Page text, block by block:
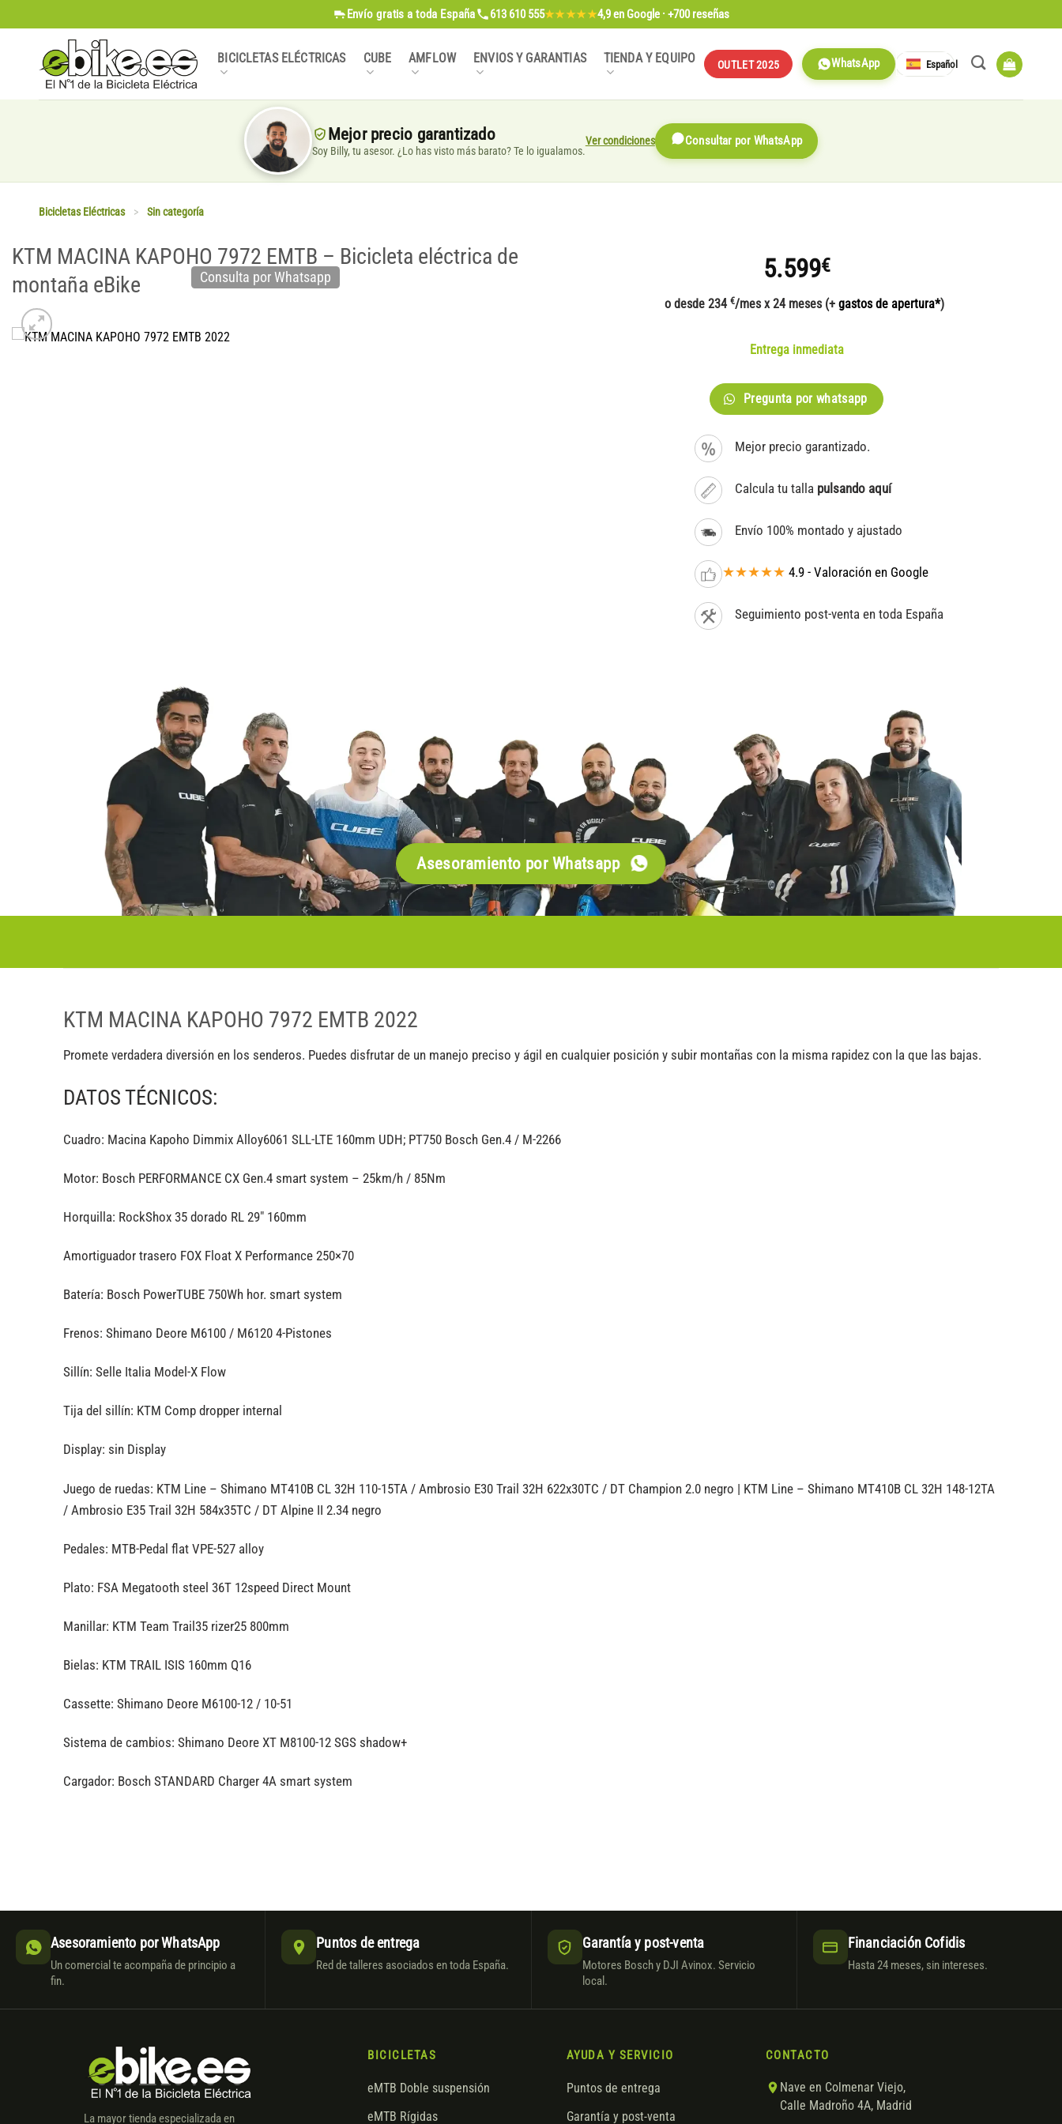
al
contenido
Envío gratis a toda España 613 610 555★★★★★4,9en Google · +700 reseñas
BICICLETAS ELÉCTRICAS CUBE AMFLOW ENVIOS Y GARANTIAS TIENDA Y EQUIPO OUTLET 2025 WhatsApp Español
Mejor precio garantizado
Soy Billy, tu asesor. ¿Lo has visto más barato? Te lo igualamos.
Ver condiciones Consultar por WhatsApp
Bicicletas Eléctricas > Sin categoría
KTM MACINA KAPOHO 7972 EMTB – Bicicleta eléctrica de
montaña eBike
Consulta por Whatsapp 5.599€
o desde 234 €/mes x 24 meses (+ gastos de apertura*)
Entrega inmediata
Pregunta por whatsapp
Mejor precio garantizado.
Calcula tu talla pulsando aquí
Envío 100% montado y ajustado
★★★★★ 4.9 - Valoración en Google
Seguimiento post-venta en toda España
Asesoramiento por Whatsapp
KTM MACINA KAPOHO 7972 EMTB 2022
Promete verdadera diversión en los senderos. Puedes disfrutar de un manejo preciso y ágil en cualquier posición y subir montañas con la misma rapidez con la que las bajas.
DATOS TÉCNICOS:
Cuadro: Macina Kapoho Dimmix Alloy6061 SLL-LTE 160mm UDH; PT750 Bosch Gen.4 / M-2266
Motor: Bosch PERFORMANCE CX Gen.4 smart system – 25km/h / 85Nm
Horquilla: RockShox 35 dorado RL 29″ 160mm
Amortiguador trasero FOX Float X Performance 250×70
Batería: Bosch PowerTUBE 750Wh hor. smart system
Frenos: Shimano Deore M6100 / M6120 4-Pistones
Sillín: Selle Italia Model-X Flow
Tija del sillín: KTM Comp dropper internal
Display: sin Display
Juego de ruedas: KTM Line – Shimano MT410B CL 32H 110-15TA / Ambrosio E30 Trail 32H 622x30TC / DT Champion 2.0 negro | KTM Line – Shimano MT410B CL 32H 148-12TA
/ Ambrosio E35 Trail 32H 584x35TC / DT Alpine II 2.34 negro
Pedales: MTB-Pedal flat VPE-527 alloy
Plato: FSA Megatooth steel 36T 12speed Direct Mount
Manillar: KTM Team Trail35 rizer25 800mm
Bielas: KTM TRAIL ISIS 160mm Q16
Cassette: Shimano Deore M6100-12 / 10-51
Sistema de cambios: Shimano Deore XT M8100-12 SGS shadow+
Cargador: Bosch STANDARD Charger 4A smart system
Asesoramiento por WhatsApp
Un comercial te acompaña de principio a
fin.
Puntos de entrega
Red de talleres asociados en toda España.
Garantía y post-venta
Motores Bosch y DJI Avinox. Servicio
local.
Financiación Cofidis
Hasta 24 meses, sin intereses.
La mayor tienda especializada en
BICICLETAS
eMTB Doble suspensión
eMTB Rígidas
AYUDA Y SERVICIO
Puntos de entrega
Garantía y post-venta
CONTACTO
Nave en Colmenar Viejo,
Calle Madroño 4A, Madrid